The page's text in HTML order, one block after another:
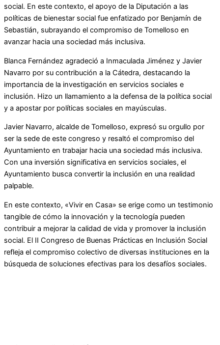
social. En este contexto, el apoyo de la Diputación a las
políticas de bienestar social fue enfatizado por Benjamín de
Sebastián, subrayando el compromiso de Tomelloso en
avanzar hacia una sociedad más inclusiva.
Blanca Fernández agradeció a Inmaculada Jiménez y Javier
Navarro por su contribución a la Cátedra, destacando la
importancia de la investigación en servicios sociales e
inclusión. Hizo un llamamiento a la defensa de la política social
y a apostar por políticas sociales en mayúsculas.
Javier Navarro, alcalde de Tomelloso, expresó su orgullo por
ser la sede de este congreso y resaltó el compromiso del
Ayuntamiento en trabajar hacia una sociedad más inclusiva.
Con una inversión significativa en servicios sociales, el
Ayuntamiento busca convertir la inclusión en una realidad
palpable.
En este contexto, «Vivir en Casa» se erige como un testimonio
tangible de cómo la innovación y la tecnología pueden
contribuir a mejorar la calidad de vida y promover la inclusión
social. El II Congreso de Buenas Prácticas en Inclusión Social
refleja el compromiso colectivo de diversas instituciones en la
búsqueda de soluciones efectivas para los desafíos sociales.